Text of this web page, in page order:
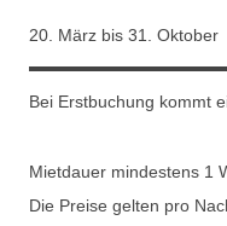
20. März bis 31.
Bei Erstbuchung kommt
Mietdauer mindestens 1
Die Preise gelten pro